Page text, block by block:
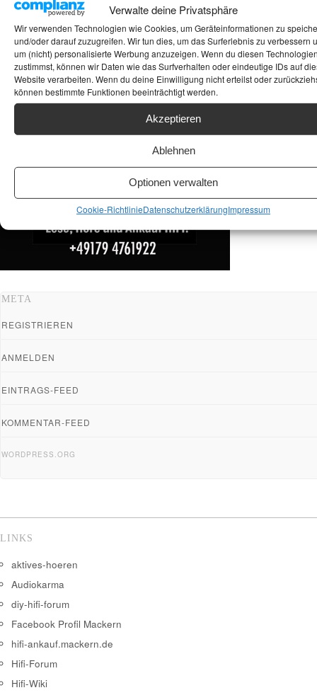
Verwalte deine Privatsphäre
Wir verwenden Technologien wie Cookies, um Geräteinformationen zu
und/oder darauf zuzugreifen. Wir tun dies, um das Surferlebnis zu verbessern
um (nicht) personalisierte Werbung anzuzeigen. Wenn du diesen
zustimmst, können wir Daten wie das Surfverhalten oder eindeutige IDs auf
Website verarbeiten. Wenn du deine Einwilligung nicht erteilst oder
können bestimmte Funktionen beeinträchtigt werden.
Akzeptieren
Ablehnen
Optionen verwalten
Cookie-RichtlinieDatenschutzerklärungImpressum
ANKAUF HIFI & HIGH GERÄTE: +491794761922
META
REGISTRIEREN
ANMELDEN
EINTRAGS-FEED
KOMMENTAR-FEED
WORDPRESS.ORG
LINKS
aktives-hoeren
Audiokarma
diy-hifi-forum
Facebook Profil Mackern
hifi-ankauf.mackern.de
Hifi-Forum
Hifi-Wiki